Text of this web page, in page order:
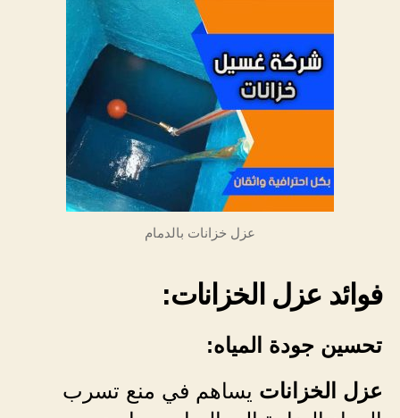
عزل خزانات بالدمام
فوائد عزل الخزانات:
تحسين جودة المياه:
عزل الخزانات يساهم في منع تسرب